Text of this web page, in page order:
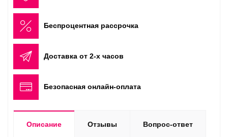
Беспроцентная рассрочка
Доставка от 2-х часов
Безопасная онлайн-оплата
Описание Отзывы Вопрос-ответ